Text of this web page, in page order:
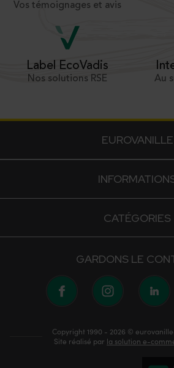
Vos témoignages et avis
Label EcoVadis
Nos solutions RSE Au
EUROVANILLE
CATÉGORIES
GARDONS LE
Copyright 1990 - 2026 ©
Site réalisé par la solution e-